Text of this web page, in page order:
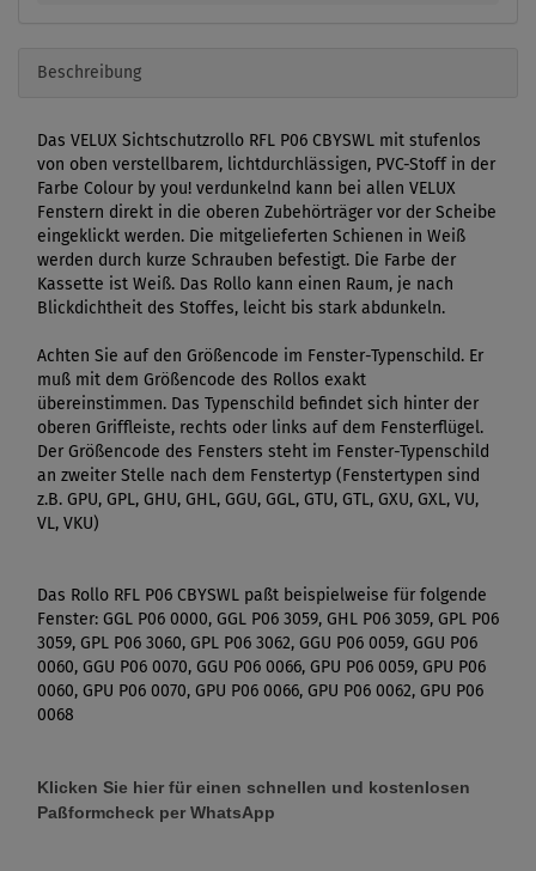
Beschreibung
Das VELUX Sichtschutzrollo RFL P06 CBYSWL mit stufenlos
von oben verstellbarem, lichtdurchlässigen, PVC-Stoff in der
Farbe Colour by you! verdunkelnd kann bei allen VELUX
Fenstern direkt in die oberen Zubehörträger vor der Scheibe
eingeklickt werden. Die mitgelieferten Schienen in Weiß
werden durch kurze Schrauben befestigt. Die Farbe der
Kassette ist Weiß. Das Rollo kann einen Raum, je nach
Blickdichtheit des Stoffes, leicht bis stark abdunkeln.
Achten Sie auf den Größencode im Fenster-Typenschild. Er
muß mit dem Größencode des Rollos exakt
übereinstimmen. Das Typenschild befindet sich hinter der
oberen Griffleiste, rechts oder links auf dem Fensterflügel.
Der Größencode des Fensters steht im Fenster-Typenschild
an zweiter Stelle nach dem Fenstertyp (Fenstertypen sind
z.B. GPU, GPL, GHU, GHL, GGU, GGL, GTU, GTL, GXU, GXL, VU,
VL, VKU)
Das Rollo RFL P06 CBYSWL paßt beispielweise für folgende
Fenster: GGL P06 0000, GGL P06 3059, GHL P06 3059, GPL P06
3059, GPL P06 3060, GPL P06 3062, GGU P06 0059, GGU P06
0060, GGU P06 0070, GGU P06 0066, GPU P06 0059, GPU P06
0060, GPU P06 0070, GPU P06 0066, GPU P06 0062, GPU P06
0068
Klicken Sie hier für einen schnellen und kostenlosen
Paßformcheck per WhatsApp